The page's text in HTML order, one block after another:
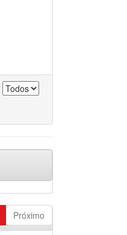
Próximo